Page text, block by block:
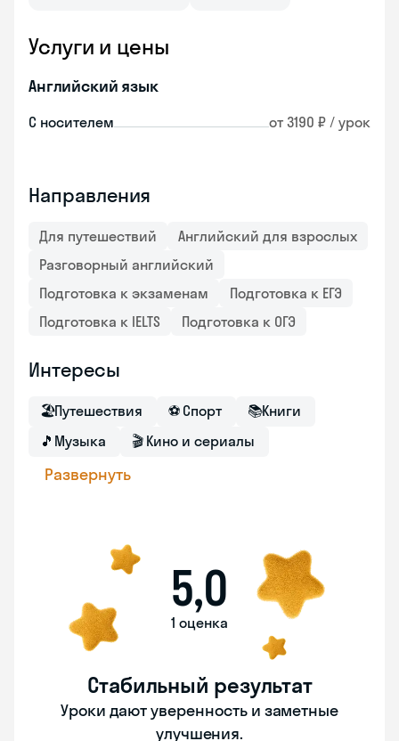
Услуги и цены
Английский язык
С носителем от 3190 ₽ / урок
Направления
Для путешествий
Английский для взрослых
Разговорный английский
Подготовка к экзаменам
Подготовка к ЕГЭ
Подготовка к IELTS
Подготовка к ОГЭ
Интересы
🏖Путешествия ⚽ Спорт 📚Книги
🎵 Музыка 🎬 Кино и сериалы
Развернуть
5,0
1 оценка
Стабильный результат
Уроки дают уверенность и заметные
улучшения.